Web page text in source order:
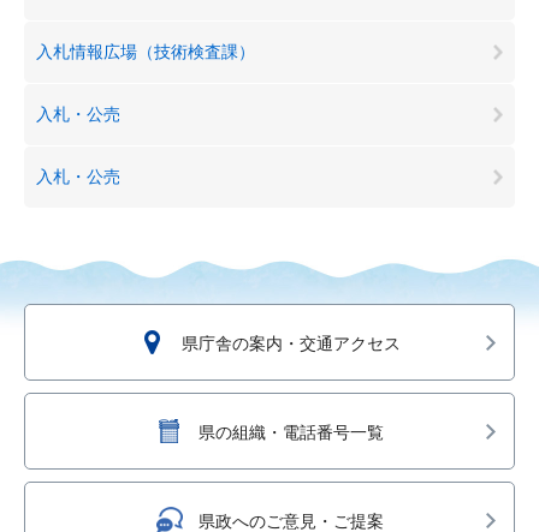
入札情報広場（技術検査課）
入札・公売
入札・公売
県庁舎の案内・交通アクセス
県の組織・電話番号一覧
県政へのご意見・ご提案